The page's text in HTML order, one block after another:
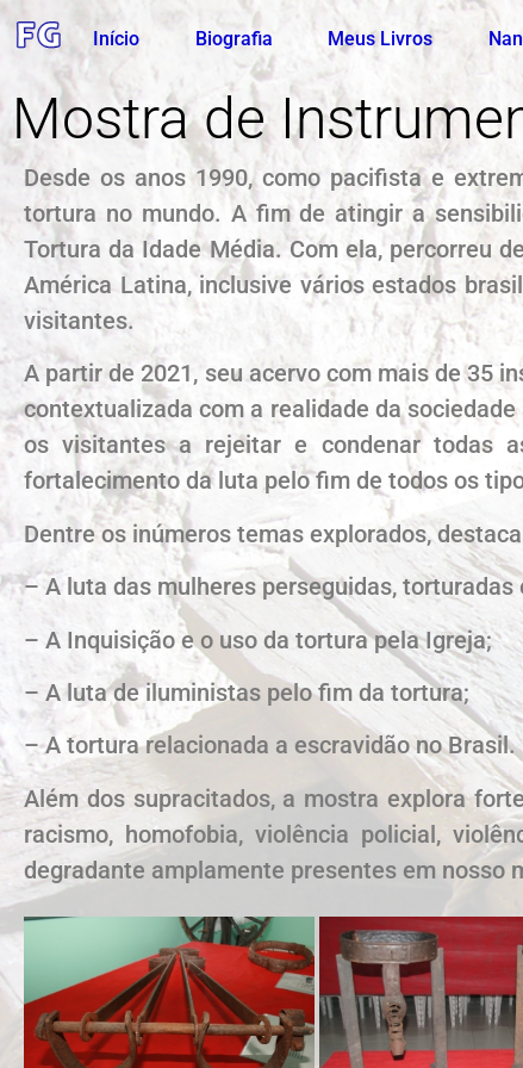
Início Biografia Meus Livros
Mostra de
Desde os anos 1990, como pacifista e
tortura no mundo. A fim de atingir a
Tortura da Idade Média. Com ela, percorreu
América Latina, inclusive vários estados
visitantes.
A partir de 2021, seu acervo com mais de 35
contextualizada com a realidade da
os visitantes a rejeitar e condenar todas
fortalecimento da luta pelo fim de todos os
Dentre os inúmeros temas explorados,
– A luta das mulheres perseguidas,
– A Inquisição e o uso da tortura pela Igreja;
– A luta de iluministas pelo fim da tortura;
– A tortura relacionada a escravidão no Brasil.
Além dos supracitados, a mostra explora
racismo, homofobia, violência policial,
degradante amplamente presentes em nosso